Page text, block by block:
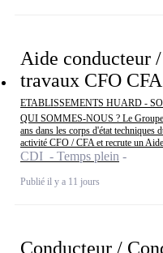
Aide conducteur
travaux CFO
ETABLISSEMENTS HUARD -
QUI SOMMES-NOUS ? Le
ans dans les corps d'état techniques
activité CFO / CFA et recrute un
CDI - Temps plein
Publié il y a 11 jours
Conducteur /